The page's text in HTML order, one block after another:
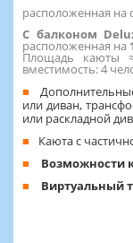
расположенная на
С балконом
расположенная на
Площадь каюты
вместимость: 4
или диван,
или раскладной
Каюта с
Возможности
Виртуальный